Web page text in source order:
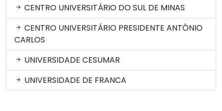
CENTRO UNIVERSITÁRIO DO SUL DE MINAS
CENTRO UNIVERSITÁRIO PRESIDENTE ANTÔNIO
CARLOS
UNIVERSIDADE CESUMAR
UNIVERSIDADE DE FRANCA